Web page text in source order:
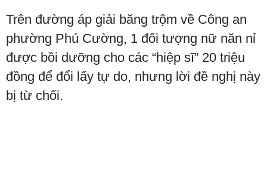
Trên đường áp giải băng trộm về Công an
phường Phú Cường, 1 đối tượng nữ năn nỉ
được bồi dưỡng cho các “hiệp sĩ” 20 triệu
đồng để đổi lấy tự do, nhưng lời đề nghị này
bị từ chối.